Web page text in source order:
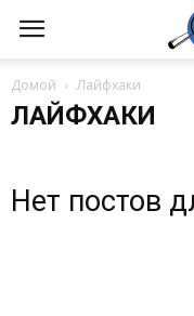
Домой Лайфхаки
ЛАЙФХАКИ
Нет постов